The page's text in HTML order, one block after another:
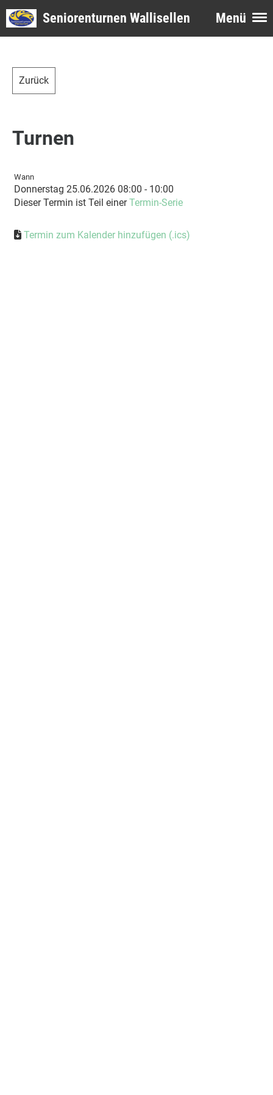
Menü
Seniorenturnen Wallisellen
Zurück
Turnen
Wann
Donnerstag 25.06.2026 08:00 - 10:00
Dieser Termin ist Teil einerTermin-Serie
Termin zum Kalender hinzufügen (.ics)